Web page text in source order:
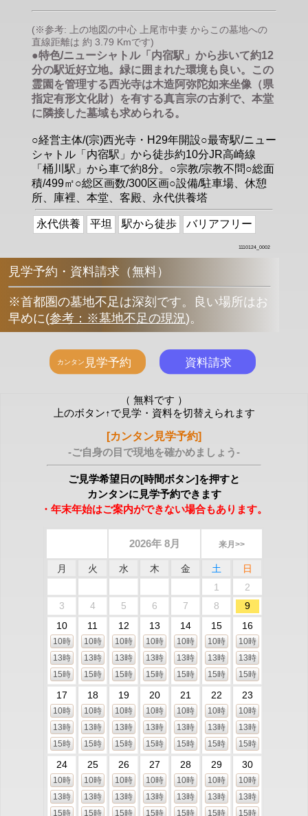
(※参考: 上の地図の中心 上尾市中妻 からこの墓地への
直線距離は 約 3.79 Kmです)
●特色/ニューシャトル「内宿駅」から歩いて約12
分の駅近好立地。緑に囲まれた環境も良い。この
霊園を管理する西光寺は木造阿弥陀如来坐像（県
指定有形文化財）を有する真言宗の古刹で、本堂
に隣接した墓域も求められる。
○経営主体/(宗)西光寺・H29年開設○最寄駅/ニュー
シャトル「内宿駅」から徒歩約10分JR高崎線
「桶川駅」から車で約8分。○宗教/宗教不問○総面
積/499㎡○総区画数/300区画○設備/駐車場、休憩
所、庫裡、本堂、客殿、永代供養塔
永代供養 平坦 駅から徒歩 バリアフリー
1110124_0002
見学予約・資料請求（無料）
※首都圏の墓地不足は深刻です。良い場所はお
早めに(参考：※墓地不足の現況)。
（ 無料です ）
上のボタン↑で見学・資料を切替えられます
[カンタン見学予約]
-ご自身の目で現地を確かめましょう-
ご見学希望日の[時間ボタン]を押すと
カンタンに見学予約できます
・年末年始はご案内ができない場合もあります。
2026年 8月 来月>>
月 火 水 木 金 土
日
1
2
3
4 5 6 7 8
9
10
10時
13時
15時
11
10時
13時
15時
12
10時
13時
15時
13
10時
13時
15時
14
10時
13時
15時
15
10時
13時
15時
16
10時
13時
15時
17
10時
13時
15時
18
10時
13時
15時
19
10時
13時
15時
20
10時
13時
15時
21
10時
13時
15時
22
10時
13時
15時
23
10時
13時
15時
24
10時
13時
15時
25
10時
13時
15時
26
10時
13時
15時
27
10時
13時
15時
28
10時
13時
15時
29
10時
13時
15時
30
10時
13時
15時